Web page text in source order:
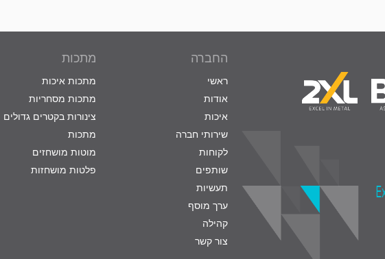
החברה
ראשי
אודות
איכות
שירותי חברה
לקוחות
שותפים
תעשיות
ערך מוסף
קהילה
צור קשר
מתכות
מתכות איכות
מתכות מסחריות
צינורות בקטרים גדולים
מתכות
מוטות מושחזים
פלטות מושחזות